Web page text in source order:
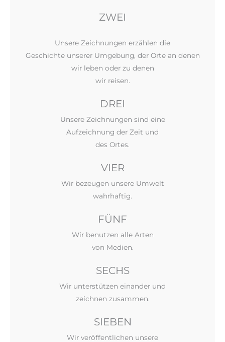
ZWEI
Unsere Zeichnungen erzählen die
Geschichte unserer Umgebung, der Orte an denen
wir leben oder zu denen
wir reisen.
DREI
Unsere Zeichnungen sind eine
Aufzeichnung der Zeit und
des Ortes.
VIER
Wir bezeugen unsere Umwelt
wahrhaftig.
FÜNF
Wir benutzen alle Arten
von Medien.
SECHS
Wir unterstützen einander und
zeichnen zusammen.
SIEBEN
Wir veröffentlichen unsere